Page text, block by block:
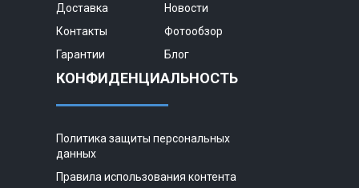
Доставка
Новости
Контакты
Фотообзор
Гарантии
Блог
КОНФИДЕНЦИАЛЬНОСТЬ
Политика защиты персональных
данных
Правила использования контента